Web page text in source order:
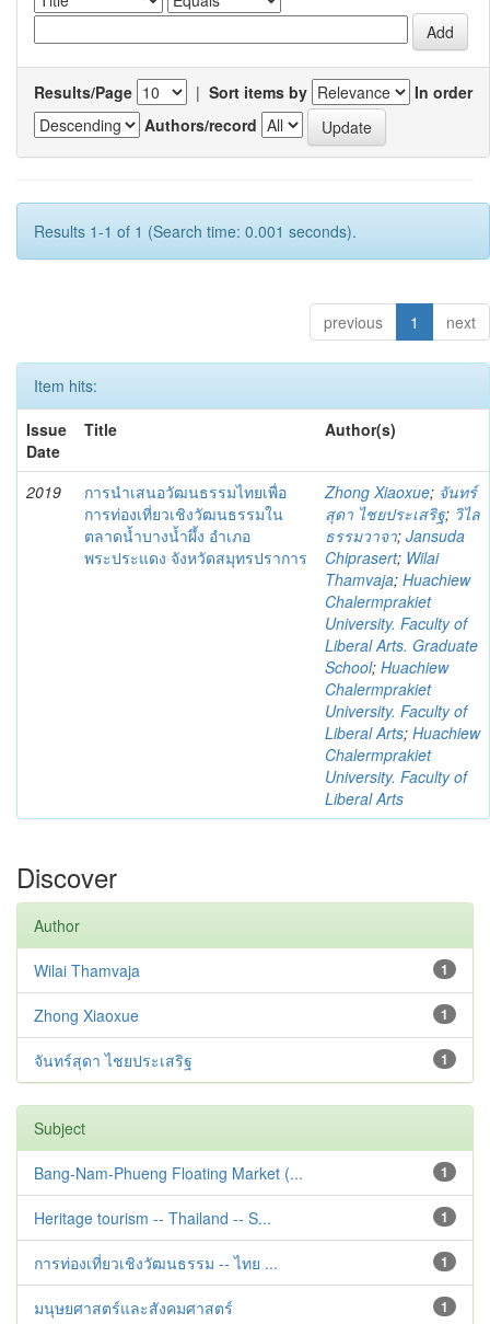
Results/Page | Sort items by
In order
Authors/record
Results 1-1 of 1 (Search time: 0.001 seconds).
previous 1 next
Item hits:
Issue
Date
Title Author(s)
2019
การนำเสนอวัฒนธรรมไทยเพื่อ
การท่องเที่ยวเชิงวัฒนธรรมใน
ตลาดน้ำบางน้ำผึ้ง อำเภอ
พระประแดง จังหวัดสมุทรปราการ
Zhong Xiaoxue; จันทร์
สุดา ไชยประเสริฐ; วิไล
ธรรมวาจา; Jansuda
Chiprasert; Wilai
Thamvaja; Huachiew
Chalermprakiet
University. Faculty of
Liberal Arts. Graduate
School; Huachiew
Chalermprakiet
University. Faculty of
Liberal Arts; Huachiew
Chalermprakiet
University. Faculty of
Liberal Arts
Discover
Author
1
Wilai Thamvaja
1
Zhong Xiaoxue
1
จันทร์สุดา ไชยประเสริฐ
Subject
1
Bang-Nam-Phueng Floating Market (...
1
Heritage tourism -- Thailand -- S...
1
การท่องเที่ยวเชิงวัฒนธรรม -- ไทย ...
1
มนุษยศาสตร์และสังคมศาสตร์